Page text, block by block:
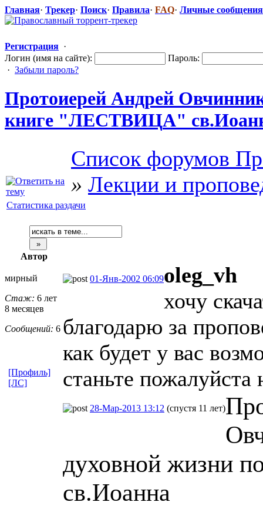
Главная· Трекер· Поиск· Правила· FAQ· Личные сообщения
Регистрация ·
Логин (имя на сайте):
Пароль:
· Забыли пароль?
Протоиерей Андрей
книге "ЛЕСТВИЦ​А"
Список форумов
» Лекции и
Статистика раздачи
Автор
мирный
Стаж: 6 лет
8 месяцев
Сообщений: 6
01-Янв-2002 06:09oleg_vh
хочу
благодарю за
как будет у вас
станьте пожалуйста
[Профиль]
[ЛС]
28-Мар-2013 13:12 (спустя 11 лет)
духовной жизни
св.Иоанна